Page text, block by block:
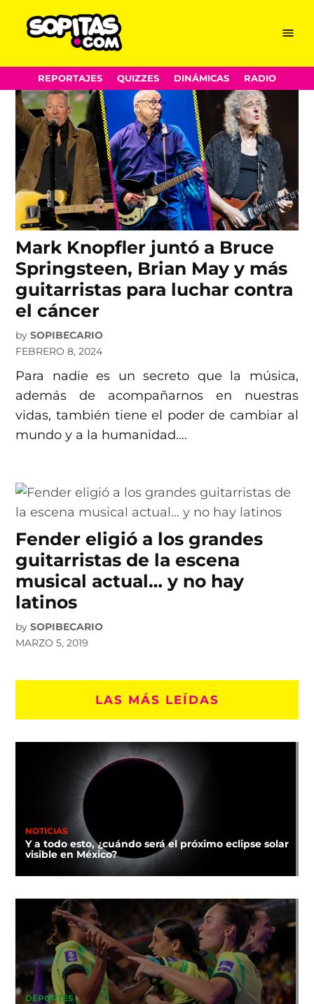
content
Menu
REPORTAJES QUIZZES DINÁMICAS RADIO
Guitarristas
Mark Knopfler juntó a Bruce
Springsteen, Brian May y más
guitarristas para luchar contra
el cáncer
by SOPIBECARIO
FEBRERO 8, 2024
Para nadie es un secreto que la música,
además de acompañarnos en nuestras
vidas, también tiene el poder de cambiar al
mundo y a la humanidad….
Fender eligió a los grandes
guitarristas de la escena
musical actual… y no hay
latinos
by SOPIBECARIO
MARZO 5, 2019
LAS MÁS LEÍDAS
NOTICIAS
Y a todo esto, ¿cuándo será el próximo eclipse solar
visible en México?
DEPORTES